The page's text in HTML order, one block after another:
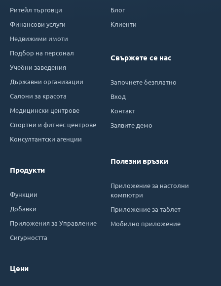
Ритейл търговци
Финансови услуги
Недвижими имоти
Подбор на персонал
Учебни заведения
Държавни организации
Салони за красота
Медицински центрове
Спортни и фитнес центрове
Консултантски агенции
Продукти
Функции
Добавки
Приложения за Управление
Сигурността
Цени
Блог
Клиенти
Свържете се нас
Започнете безплатно
Вход
Контакт
Заявите демо
Полезни връзки
Приложение за настолни
компютри
Приложение за таблет
Мобилно приложение